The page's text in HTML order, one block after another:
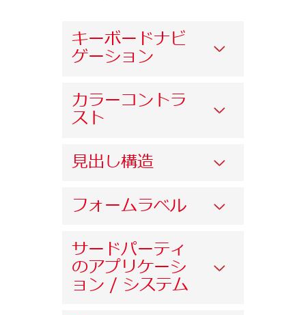
キーボードナビ
ゲーション
カラーコントラ
スト
見出し構造
フォームラベル
サードパーティ
のアプリケーシ
ョン / システム